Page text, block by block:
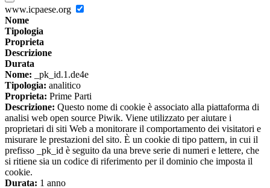
www.icpaese.org
Nome
Tipologia
Proprieta
Descrizione
Durata
Nome: _pk_id.1.de4e
Tipologia: analitico
Proprieta: Prime Parti
Descrizione: Questo nome di cookie è associato alla piattaforma di
analisi web open source Piwik. Viene utilizzato per aiutare i
proprietari di siti Web a monitorare il comportamento dei visitatori e
misurare le prestazioni del sito. È un cookie di tipo pattern, in cui il
prefisso _pk_id è seguito da una breve serie di numeri e lettere, che
si ritiene sia un codice di riferimento per il dominio che imposta il
cookie.
Durata: 1 anno